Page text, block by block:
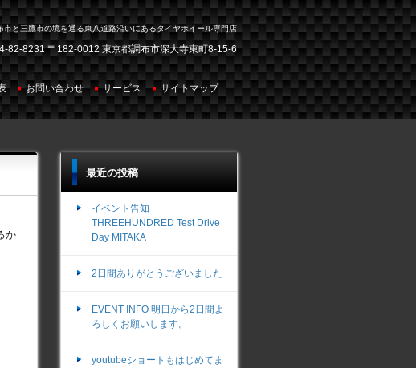
市と三鷹市の境を通る東八道路沿いにあるタイヤホイール専門店
82-8231 〒182-0012 東京都調布市深大寺東町8-15-6
お問い合わせ サービス サイトマップ
か
最近の投稿
イベント告知
THREEHUNDRED Test Drive
Day MITAKA
2日間ありがとうございました
EVENT INFO 明日から2日間よ
ろしくお願いします。
youtubeショートもはじめてま